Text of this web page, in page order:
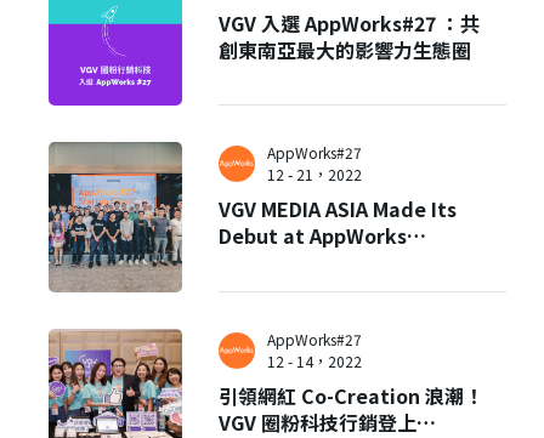
VGV 入選 AppWorks#27 ：共
創東南亞最大的影響力生態圈
AppWorks#27
12 - 21，2022
VGV MEDIA ASIA Made Its
Debut at AppWorks
Startup Showcase
AppWorks#27
12 - 14，2022
引領網紅 Co-Creation 浪潮！
VGV 圈粉科技行銷登上